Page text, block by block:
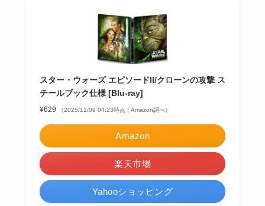
スター・ウォーズ エピソードII/クローンの攻撃 ス
チールブック仕様 [Blu-ray]
¥629 （2025/11/09 04:23時点 | Amazon調べ）
Amazon
楽天市場
Yahooショッピング